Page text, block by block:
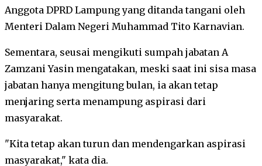
Anggota DPRD Lampung yang ditanda tangani oleh
Menteri Dalam Negeri Muhammad Tito Karnavian.
Sementara, seusai mengikuti sumpah jabatan A
Zamzani Yasin mengatakan, meski saat ini sisa masa
jabatan hanya mengitung bulan, ia akan tetap
menjaring serta menampung aspirasi dari
masyarakat.
"Kita tetap akan turun dan mendengarkan aspirasi
masyarakat," kata dia.